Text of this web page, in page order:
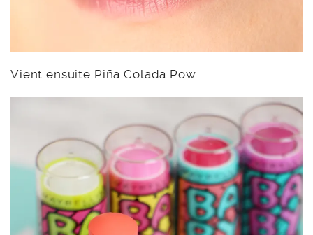
Vient ensuite Piña Colada Pow :